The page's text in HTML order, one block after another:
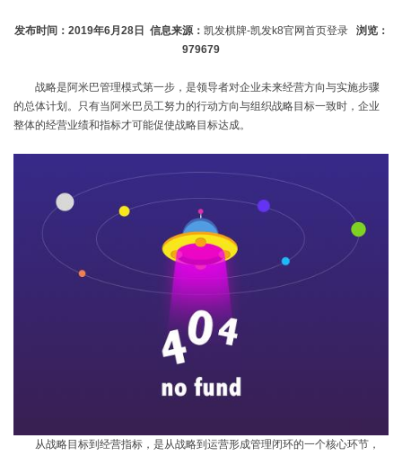
发布时间：2019年6月28日 信息来源： 凯发棋牌-凯发k8官网首页登录浏览：
979679
战略是阿米巴管理模式第一步，是领导者对企业未来经营方向与实施步骤
的总体计划。
只有当阿米巴员工努力的行动方向与组织战略目标一致时，企业
整体的经营业绩和指标才可能促使战略目标达成。
从战略目标到经营指标，是从战略到运营形成管理闭环的一个核心环节，